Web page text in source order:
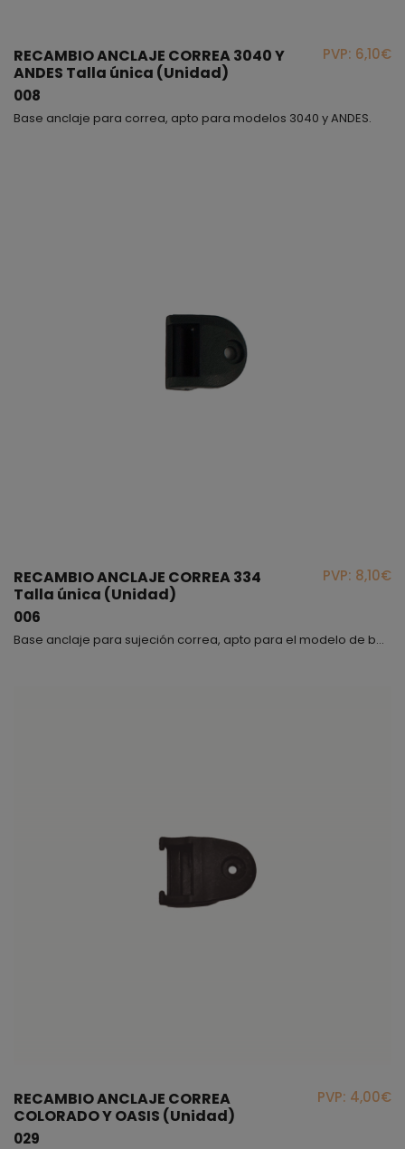
RECAMBIO ANCLAJE CORREA 3040 Y
ANDES Talla única (Unidad)
008
PVP: 6,10€
Base anclaje para correa, apto para modelos 3040 y ANDES.
RECAMBIO ANCLAJE CORREA 334
Talla única (Unidad)
006
PVP: 8,10€
Base anclaje para sujeción correa, apto para el modelo de bota junior 334.
RECAMBIO ANCLAJE CORREA
COLORADO Y OASIS (Unidad)
029
PVP: 4,00€